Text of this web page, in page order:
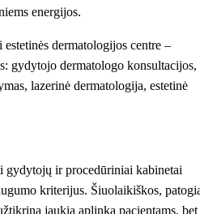
energijos.
dermatologijos centre –
gydytojo dermatologo konsultacijos,
lazerinė dermatologija, estetinė
gydytojų ir procedūriniai kabinetai
kriterijus. Šiuolaikiškos,
jaukią aplinką pacientams, bet